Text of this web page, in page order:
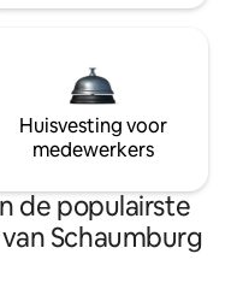
Huisvesting voor
medewerkers
de populairste
Schaumburg